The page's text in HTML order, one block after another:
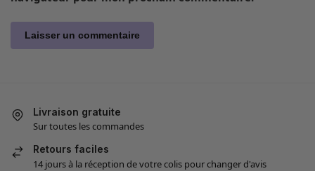
Livraison gratuite
Sur toutes les commandes
Retours faciles
14 jours à la réception de votre colis pour changer d'avis